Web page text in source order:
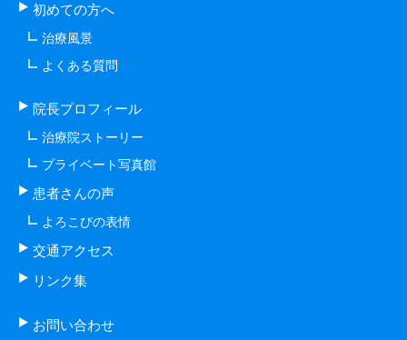
初めての方へ
治療風景
よくある質問
院長プロフィール
治療院ストーリー
プライベート写真館
患者さんの声
よろこびの表情
交通アクセス
リンク集
お問い合わせ